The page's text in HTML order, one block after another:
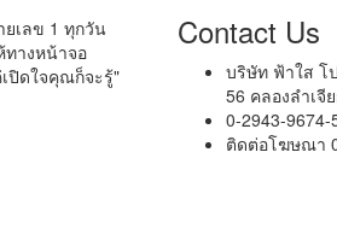
ยเลข 1 ทุกวัน
ทางหน้าจอ
ปิดใจคุณก็จะรู้"
Contact Us
บริษัท ฟ้าใส โ
56 คลองลำเจี
0-2943-9674-
ติดต่อโฆษณา